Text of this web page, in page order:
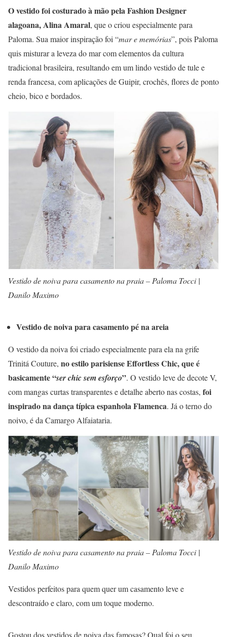
O vestido foi costurado à mão pela Fashion Designer
alagoana, Alina Amaral, que o criou especialmente para
Paloma. Sua maior inspiração foi “mar e memórias”, pois Paloma
quis misturar a leveza do mar com elementos da cultura
tradicional brasileira, resultando em um lindo vestido de tule e
renda francesa, com aplicações de Guipir, crochês, flores de ponto
cheio, bico e bordados.
Vestido de noiva para casamento na praia – Paloma Tocci |
Danilo Maximo
Vestido de noiva para casamento pé na areia
O vestido da noiva foi criado especialmente para ela na grife
Trinitá Couture, no estilo parisiense Effortless Chic, que é
basicamente “ser chic sem esforço”. O vestido leve de decote V,
com mangas curtas transparentes e detalhe aberto nas costas, foi
inspirado na dança típica espanholaFlamenca. Já o terno do
noivo, é da Camargo Alfaiataria.
Vestido de noiva para casamento na praia – Paloma Tocci |
Danilo Maximo
Vestidos perfeitos para quem quer um casamento leve e
descontraído e claro, com um toque moderno.
Gostou dos vestidos de noiva das famosas? Qual foi o seu